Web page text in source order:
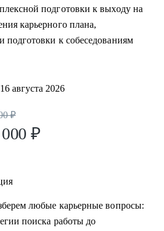
менеджеров, продакт
дизайнеров, разработчиков.
подготовки к выходу на
карьерного плана,
подготовки к собеседованиям
16 августа 2026
₽
₽
любые карьерные вопросы:
поиска работы до